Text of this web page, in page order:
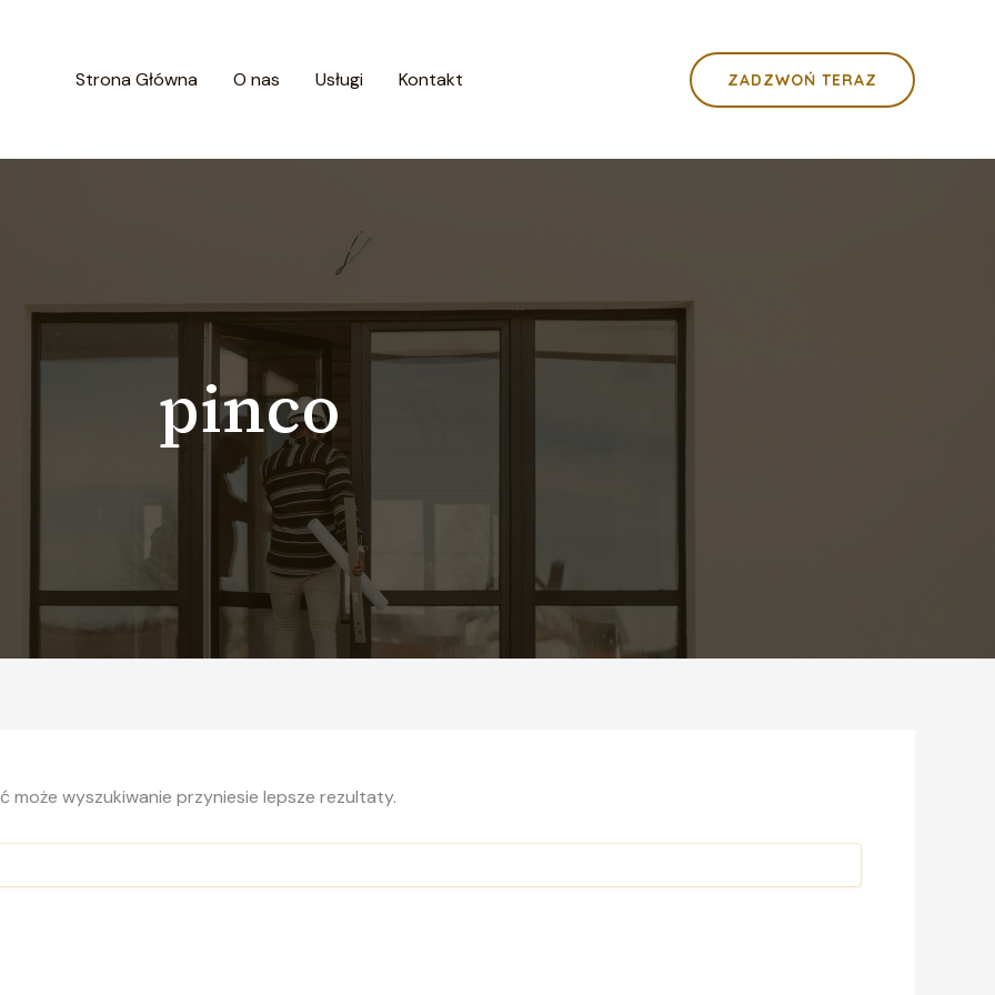
Strona Główna O nas Usługi Kontakt ZADZWOŃ TERAZ
pinco
może wyszukiwanie przyniesie lepsze rezultaty.